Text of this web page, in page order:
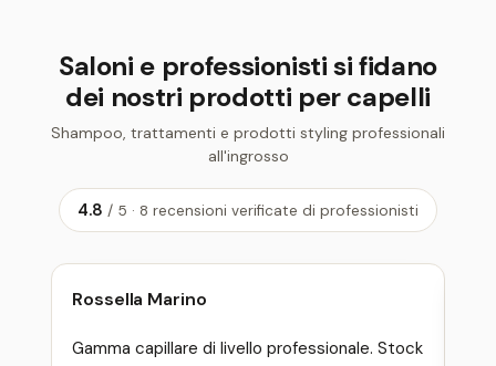
Saloni e professionisti si fidano
dei nostri prodotti per capelli
Shampoo, trattamenti e prodotti styling professionali
all'ingrosso
4.8 / 5 · 8 recensioni verificate di professionisti
Rossella Marino
Gamma capillare di livello professionale. Stock